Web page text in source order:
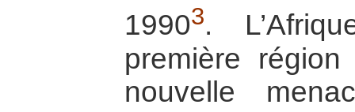
19903.
première
nouvelle